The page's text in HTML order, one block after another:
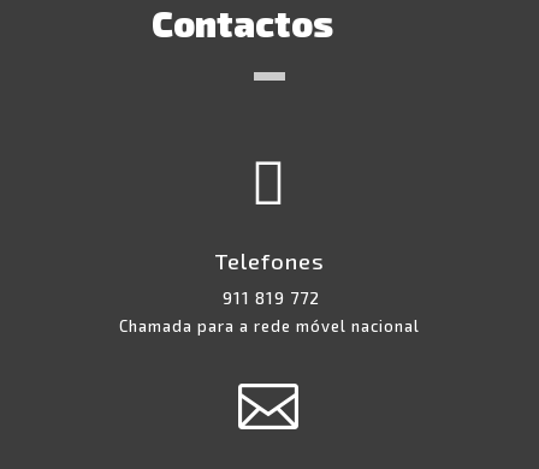
Contactos

Telefones
911 819 772
Chamada para a rede móvel nacional
